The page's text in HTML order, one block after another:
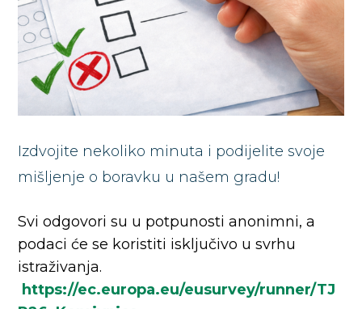
Izdvojite nekoliko minuta i podijelite svoje
mišljenje o boravku u našem gradu!
Svi odgovori su u potpunosti anonimni, a
podaci će se koristiti isključivo u svrhu
istraživanja.
https://ec.europa.eu/eusurvey/runner/TJ